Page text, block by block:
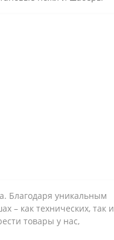
Благодаря уникальным
– как технических, так и
товары у нас,